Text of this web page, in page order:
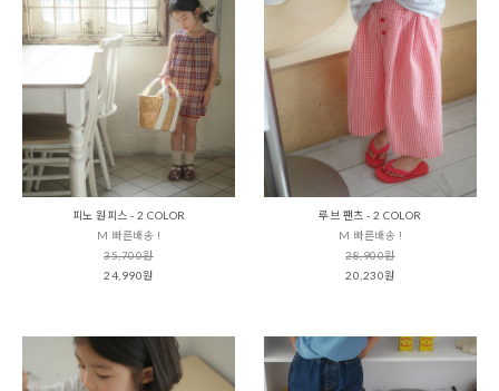
피노 원피스 - 2 COLOR
M 빠른배송 !
35,700원
24,990원
루브 팬츠 - 2 COLOR
M 빠른배송 !
28,900원
20,230원